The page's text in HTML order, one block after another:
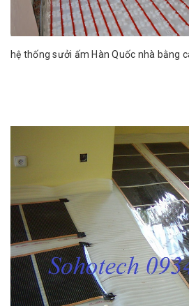
hệ thống sưởi ấm Hàn Quốc nhà bằng